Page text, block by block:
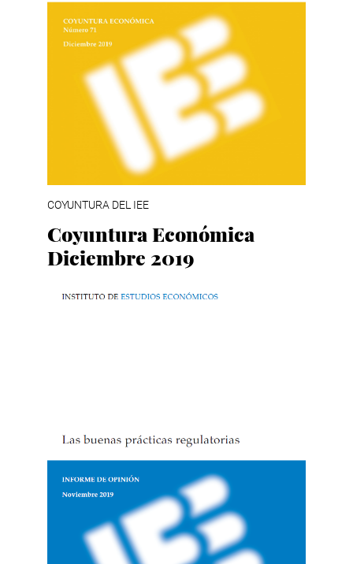
COYUNTURA DEL IEE
Coyuntura Económica
Diciembre 2019